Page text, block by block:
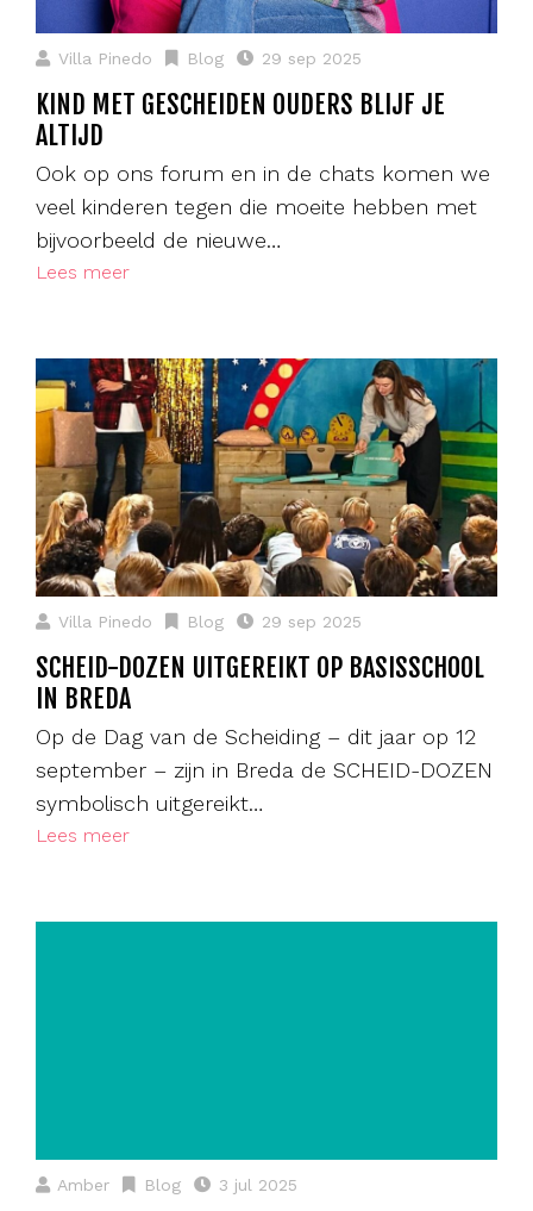
Villa Pinedo Blog 29 sep 2025
KIND MET GESCHEIDEN OUDERS BLIJF JE
ALTIJD
Ook op ons forum en in de chats komen we
veel kinderen tegen die moeite hebben met
bijvoorbeeld de nieuwe…
Lees meer
Villa Pinedo Blog 29 sep 2025
SCHEID-DOZEN UITGEREIKT OP BASISSCHOOL
IN BREDA
Op de Dag van de Scheiding – dit jaar op 12
september – zijn in Breda de SCHEID-DOZEN
symbolisch uitgereikt…
Lees meer
Amber Blog 3 jul 2025